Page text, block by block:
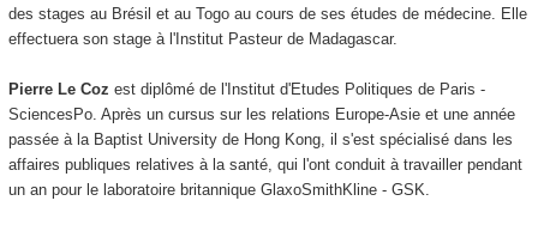
des stages au Brésil et au Togo au cours de ses études de médecine. Elle
effectuera son stage à l'Institut Pasteur de Madagascar.
Pierre Le Coz est diplômé de l'Institut d'Etudes Politiques de Paris -
SciencesPo. Après un cursus sur les relations Europe-Asie et une année
passée à la Baptist University de Hong Kong, il s'est spécialisé dans les
affaires publiques relatives à la santé, qui l'ont conduit à travailler pendant
un an pour le laboratoire britannique GlaxoSmithKline - GSK.